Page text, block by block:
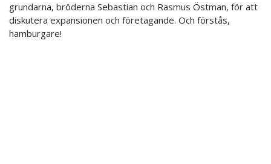
grundarna, bröderna Sebastian och Rasmus Östman, för att
diskutera expansionen och företagande. Och förstås,
hamburgare!